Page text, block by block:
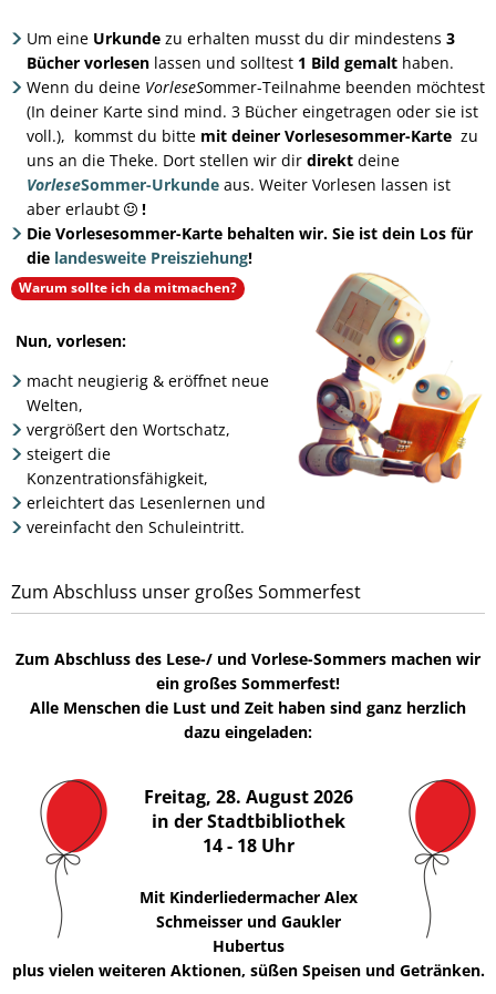
Um eine Urkunde zu erhalten musst du dir mindestens 3
Bücher vorlesen lassen und solltest 1 Bild gemalt haben.
Wenn du deine VorleseSommer-Teilnahme beenden möchtest
(In deiner Karte sind mind. 3 Bücher eingetragen oder sie ist
voll.), kommst du bitte mit deiner Vorlesesommer-Karte zu
uns an die Theke. Dort stellen wir dir direkt deine
VorleseSommer-Urkunde aus. Weiter Vorlesen lassen ist
aber erlaubt
!
Die Vorlesesommer-Karte behalten wir. Sie ist dein Los für
die landesweite Preisziehung!
Warum sollte ich da mitmachen?
Nun, vorlesen:
macht neugierig & eröffnet neue
Welten,
vergrößert den Wortschatz,
steigert die
Konzentrationsfähigkeit,
erleichtert das Lesenlernen und
vereinfacht den Schuleintritt.
Zum Abschluss unser großes Sommerfest
Zum Abschluss des Lese-/ und Vorlese-Sommers machen wir
ein großes Sommerfest!
Alle Menschen die Lust und Zeit haben sind ganz herzlich
dazu eingeladen:
Freitag, 28. August 2026
in der Stadtbibliothek
14 - 18 Uhr
Mit Kinderliedermacher Alex
Schmeisser und Gaukler
Hubertus
plus vielen weiteren Aktionen, süßen Speisen und Getränken.